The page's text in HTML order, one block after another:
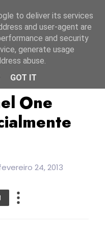
One
24, 2013
to deliver its services
and user-agent are
and security
generate usage
abuse.
GOT IT